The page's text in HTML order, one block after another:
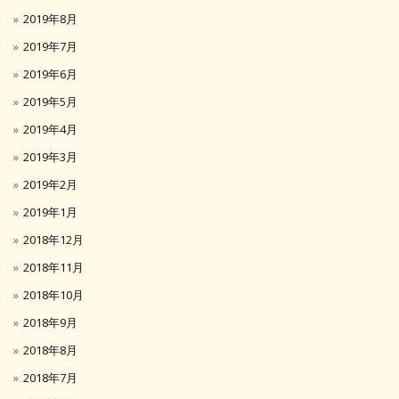
2019年8月
2019年7月
2019年6月
2019年5月
2019年4月
2019年3月
2019年2月
2019年1月
2018年12月
2018年11月
2018年10月
2018年9月
2018年8月
2018年7月